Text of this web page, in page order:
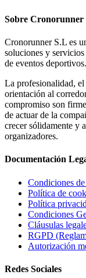
Sobre Cronorunner
Cronorunner S.L es
soluciones y
de eventos deportivos.
La profesionalidad,
orientación al
compromiso son
de actuar de la
crecer sólidamente y
organizadores.
Documentación
Condiciones
Política de
Política
Condiciones
Cláusulas
RGPD
Autorización
Redes Sociales